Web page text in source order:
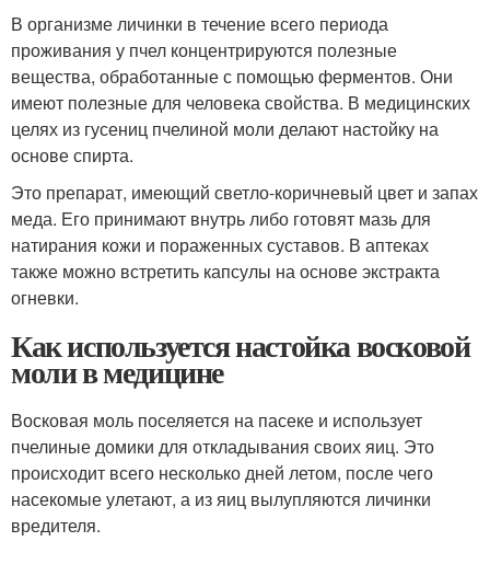
В организме личинки в течение всего периода
проживания у пчел концентрируются полезные
вещества, обработанные с помощью ферментов. Они
имеют полезные для человека свойства. В медицинских
целях из гусениц пчелиной моли делают настойку на
основе спирта.
Это препарат, имеющий светло-коричневый цвет и запах
меда. Его принимают внутрь либо готовят мазь для
натирания кожи и пораженных суставов. В аптеках
также можно встретить капсулы на основе экстракта
огневки.
Как используется настойка восковой
моли в медицине
Восковая моль поселяется на пасеке и использует
пчелиные домики для откладывания своих яиц. Это
происходит всего несколько дней летом, после чего
насекомые улетают, а из яиц вылупляются личинки
вредителя.